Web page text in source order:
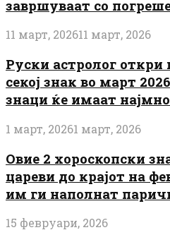
завршуваат со
11 март, 202611 март, 2026
Руски астролог откри
секој знак во март
знаци ќе имаат
1 март, 20261 март, 2026
Овие 2 хороскопски
цареви до крајот на
им ги наполнат
15 февруари, 2026